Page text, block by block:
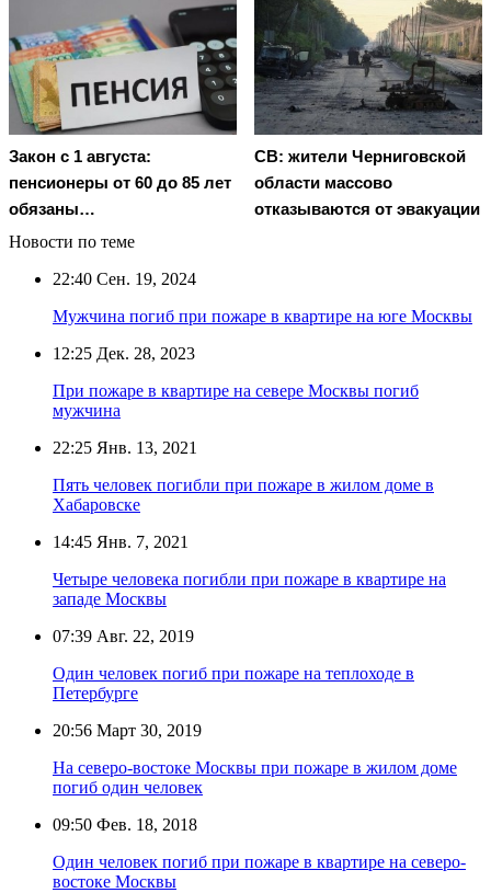
Закон с 1 августа:
пенсионеры от 60 до 85 лет
обязаны…
СВ: жители Черниговской
области массово
отказываются от эвакуации
Новости по теме
22:40 Сен. 19, 2024
Мужчина погиб при пожаре в квартире на юге Москвы
12:25 Дек. 28, 2023
При пожаре в квартире на севере Москвы погиб
мужчина
22:25 Янв. 13, 2021
Пять человек погибли при пожаре в жилом доме в
Хабаровске
14:45 Янв. 7, 2021
Четыре человека погибли при пожаре в квартире на
западе Москвы
07:39 Авг. 22, 2019
Один человек погиб при пожаре на теплоходе в
Петербурге
20:56 Март 30, 2019
На северо-востоке Москвы при пожаре в жилом доме
погиб один человек
09:50 Фев. 18, 2018
Один человек погиб при пожаре в квартире на северо-
востоке Москвы